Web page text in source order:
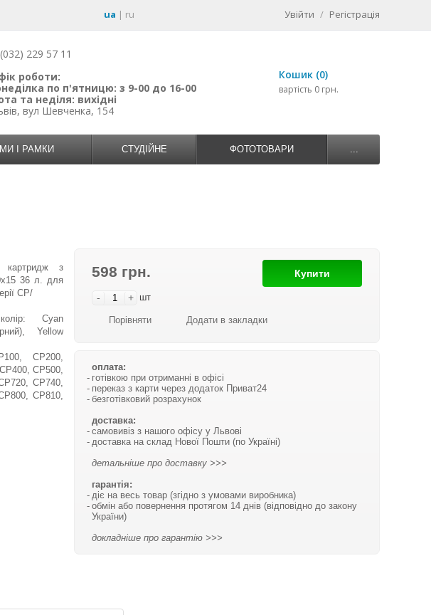
ua | ru Увійти / Регістрація
229 57 11
роботи:
по п'ятницю: з 9-00 до 16-00
та неділя: вихідні
вул Шевченка, 154
Кошик (0)
вартість 0 грн.
І РАМКИ СТУДІЙНЕ ФОТОТОВАРИ ...
598 грн.
- + шт
Купити
Порівняти Додати в закладки
оплата:
готівкою при отриманні в офісі
переказ з карти через додаток Приват24
безготівковий розрахунок
доставка:
самовивіз з нашого офісу у Львові
доставка на склад Нової Пошти (по Україні)
детальніше про доставку >>>
гарантія:
діє на весь товар (згідно з умовами виробника)
обмін або повернення протягом 14 днів (відповідно до закону
України)
докладніше про гарантію >>>
картридж з
36 л. для
CP/
Cyan
Yellow
CP200,
CP500,
CP740,
CP810,